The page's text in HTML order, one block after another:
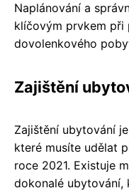
Naplánování a
klíčovým prvkem při
dovolenkového
Zajištění
Zajištění ubytování
které musíte udělat
roce 2021. Existuje
dokonalé ubytování,